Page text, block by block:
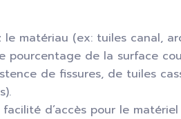
le matériau (ex: tuiles canal,
pourcentage de la surface
de fissures, de tuiles
facilité d’accès pour le